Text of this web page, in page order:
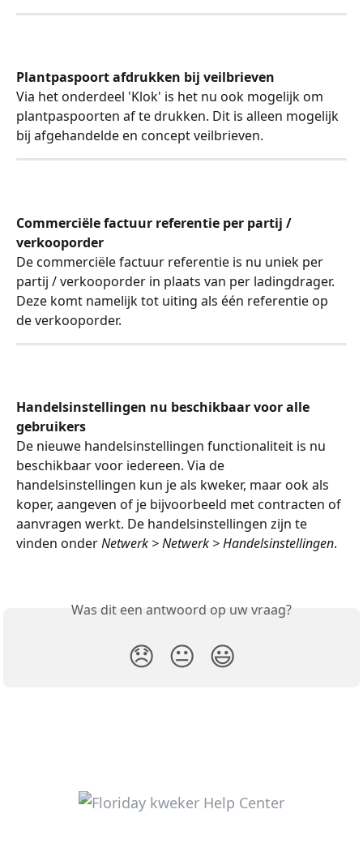
Plantpaspoort afdrukken bij veilbrieven
Via het onderdeel 'Klok' is het nu ook mogelijk om
plantpaspoorten af te drukken. Dit is alleen mogelijk
bij afgehandelde en concept veilbrieven.
Commerciële factuur referentie per partij /
verkooporder
De commerciële factuur referentie is nu uniek per
partij / verkooporder in plaats van per ladingdrager.
Deze komt namelijk tot uiting als één referentie op
de verkooporder.
Handelsinstellingen nu beschikbaar voor alle
gebruikers
De nieuwe handelsinstellingen functionaliteit is nu
beschikbaar voor iedereen. Via de
handelsinstellingen kun je als kweker, maar ook als
koper, aangeven of je bijvoorbeeld met contracten of
aanvragen werkt. De handelsinstellingen zijn te
vinden onder Netwerk > Netwerk > Handelsinstellingen.
Was dit een antwoord op uw vraag?
😞 😐 😃